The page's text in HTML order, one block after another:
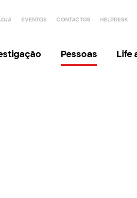
EVENTOS CONTACTOS HELPDESK
Pessoas Life